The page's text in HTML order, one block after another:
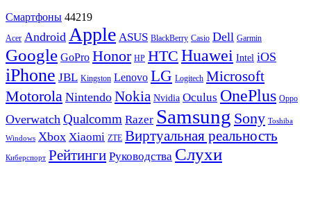
Смартфоны 44219
Acer Android Apple ASUS BlackBerry Casio Dell Garmin
Google GoPro Honor HP HTC Huawei Intel iOS
iPhone JBL Kingston Lenovo LG Logitech Microsoft
Motorola Nintendo Nokia Nvidia Oculus OnePlus Oppo
Overwatch Qualcomm Razer Samsung Sony Toshiba
Windows Xbox Xiaomi ZTE Виртуальная реальность
Киберспорт Рейтинги Руководства Слухи